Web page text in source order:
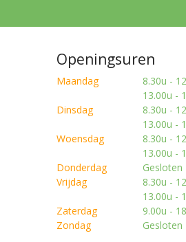
Openingsuren
Maandag
8.30u -
13.00u -
Dinsdag
8.30u -
13.00u -
Woensdag
8.30u -
13.00u -
Donderdag
Gesloten
Vrijdag
8.30u -
13.00u -
Zaterdag
9.00u -
Zondag
Gesloten